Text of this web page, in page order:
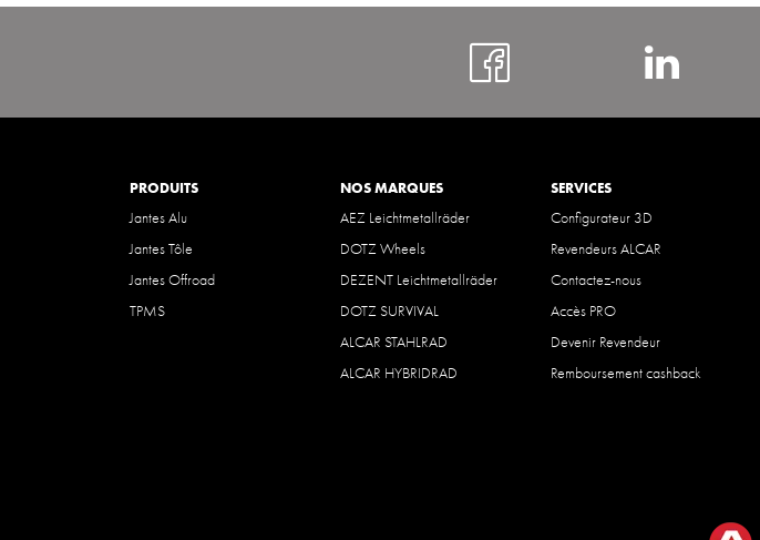
facebook #
PRODUITS
Jantes Alu
Jantes Tôle
Jantes Offroad
TPMS
NOS MARQUES
AEZ Leichtmetallräder
DOTZ Wheels
DEZENT Leichtmetallräder
DOTZ SURVIVAL
ALCAR STAHLRAD
ALCAR HYBRIDRAD
SERVICES
Configurateur 3D
Revendeurs ALCAR
Contactez-nous
Accès PRO
Devenir Revendeur
Remboursement cashback